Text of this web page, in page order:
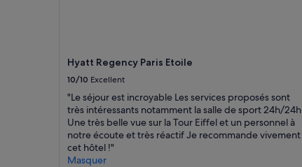
Hyatt Regency Paris Etoile
10/10 Excellent
"Le séjour est incroyable Les services proposés sont
très intéressants notamment la salle de sport 24h/24h
Une très belle vue sur la Tour Eiffel et un personnel à
notre écoute et très réactif Je recommande vivement
cet hôtel !"
Masquer